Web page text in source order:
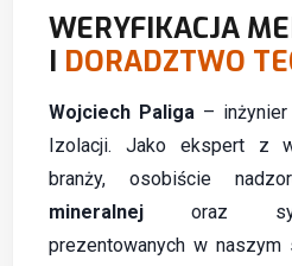
WERYFIKACJA
I DORADZTWO
Wojciech Paliga –
Izolacji. Jako ekspert z
branży, osobiście
mineralnej oraz
prezentowanych w